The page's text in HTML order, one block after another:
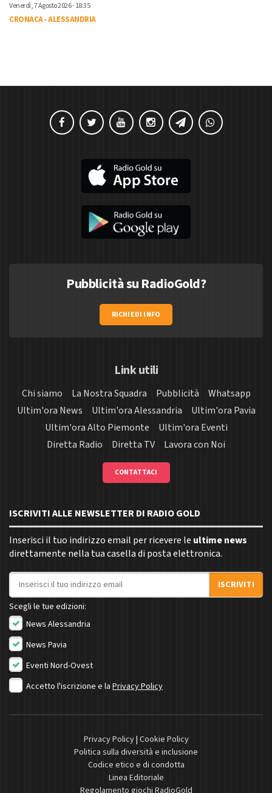
Venerdì, 7 Agosto 2026 - 18:35
CRONACA-ALESSANDRIA
Pubblicità su RadioGold?
RICHIEDI INFO
Link utili
Chi siamo La Nostra Squadra Pubblicità
Whatsapp
Ultim'ora News
Ultim'ora Alessandria
Ultim'ora Pavia
Ultim'ora Alto Piemonte
Ultim'ora Eventi
Diretta Radio
Diretta TV Lavora con Noi
CONTATTACI
ISCRIVITI ALLE NEWSLETTER DI RADIO GOLD
Inserisci il tuo indirizzo email per ricevere le ultime news
direttamente nella tua casella di posta elettronica.
Indirizzo email
ISCRIVITI
Scegli le tue edizioni:
News Alessandria
News Pavia
Eventi Nord-Ovest
Accetto l'iscrizione e la Privacy Policy
Privacy Policy| Cookie Policy
Politica sulla diversità e inclusione
Codice etico e di condotta
Linea Editoriale